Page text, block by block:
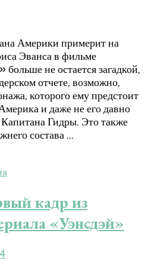
Америки примерит на
Эванса в фильме
не остается загадкой,
отчете, возможно,
которого ему предстоит
и даже не его давно
Гидры. Это также
состава …
кадр из
«Уэнсдэй»